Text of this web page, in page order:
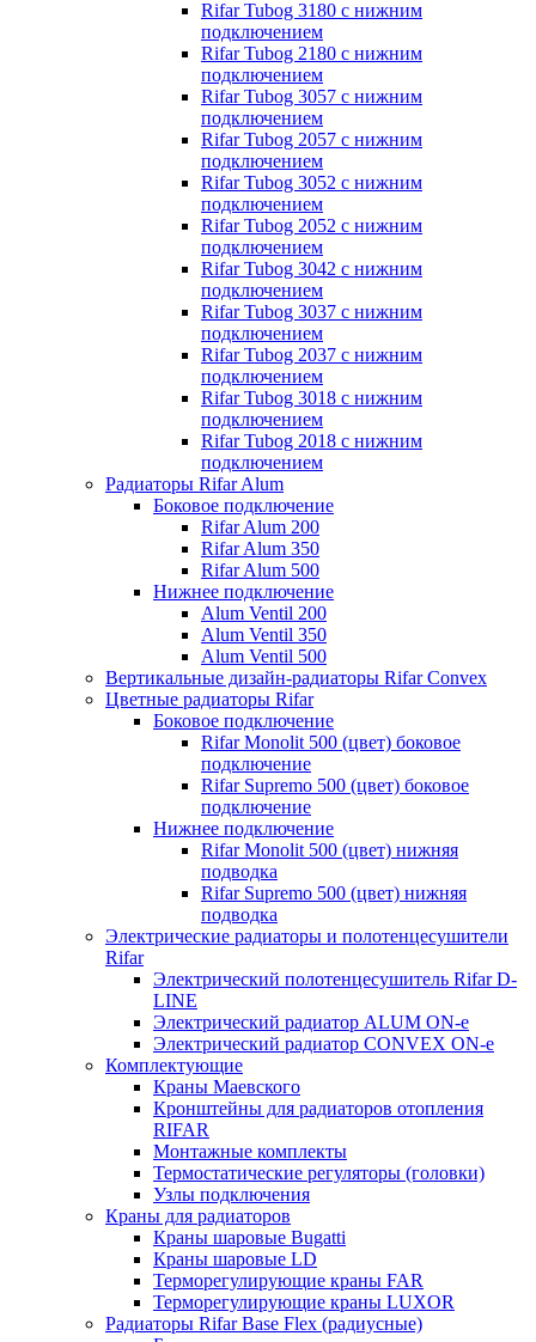
Rifar Tubog 3180 с нижним
подключением
Rifar Tubog 2180 с нижним
подключением
Rifar Tubog 3057 с нижним
подключением
Rifar Tubog 2057 с нижним
подключением
Rifar Tubog 3052 с нижним
подключением
Rifar Tubog 2052 с нижним
подключением
Rifar Tubog 3042 с нижним
подключением
Rifar Tubog 3037 с нижним
подключением
Rifar Tubog 2037 с нижним
подключением
Rifar Tubog 3018 с нижним
подключением
Rifar Tubog 2018 с нижним
подключением
Радиаторы Rifar Alum
Боковое подключение
Rifar Alum 200
Rifar Alum 350
Rifar Alum 500
Нижнее подключение
Alum Ventil 200
Alum Ventil 350
Alum Ventil 500
Вертикальные дизайн-радиаторы Rifar Convex
Цветные радиаторы Rifar
Боковое подключение
Rifar Monolit 500 (цвет) боковое
подключение
Rifar Supremo 500 (цвет) боковое
подключение
Нижнее подключение
Rifar Monolit 500 (цвет) нижняя
подводка
Rifar Supremo 500 (цвет) нижняя
подводка
Электрические радиаторы и полотенцесушители
Rifar
Электрический полотенцесушитель Rifar D-
LINE
Электрический радиатор ALUM ON-e
Электрический радиатор CONVEX ON-e
Комплектующие
Краны Маевского
Кронштейны для радиаторов отопления
RIFAR
Монтажные комплекты
Термостатические регуляторы (головки)
Узлы подключения
Краны для радиаторов
Краны шаровые Bugatti
Краны шаровые LD
Терморегулирующие краны FAR
Терморегулирующие краны LUXOR
Радиаторы Rifar Base Flex (радиусные)